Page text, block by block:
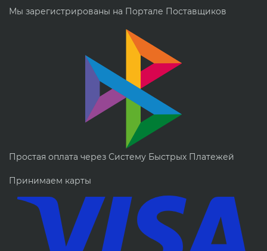
Мы зарегистрированы на Портале Поставщиков
Простая оплата через Систему Быстрых Платежей
Принимаем карты